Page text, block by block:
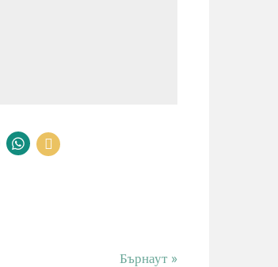
N
Бърнаут